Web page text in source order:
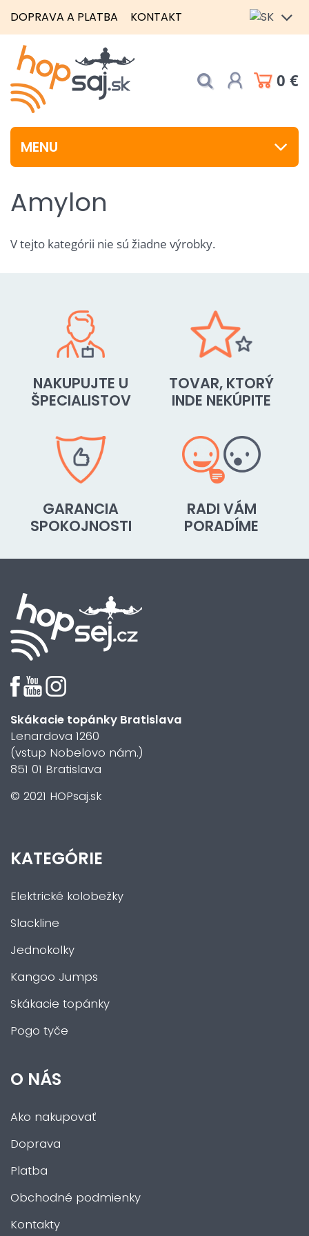
DOPRAVA A PLATBA KONTAKT
0 €
MENU
Amylon
V tejto kategórii nie sú žiadne výrobky.
NAKUPUJTE U
ŠPECIALISTOV
TOVAR, KTORÝ
INDE NEKÚPITE
GARANCIA
SPOKOJNOSTI
RADI VÁM
PORADÍME
Skákacie topánky Bratislava
Lenardova 1260
(vstup Nobelovo nám.)
851 01 Bratislava
© 2021 HOPsaj.sk
KATEGÓRIE
Elektrické kolobežky
Slackline
Jednokolky
Kangoo Jumps
Skákacie topánky
Pogo tyče
O NÁS
Ako nakupovať
Doprava
Platba
Obchodné podmienky
Kontakty